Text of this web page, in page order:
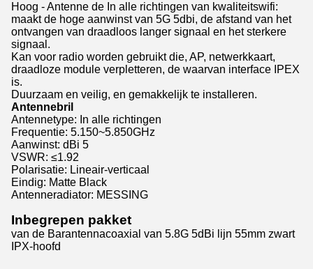
Hoog - Antenne de In alle richtingen van kwaliteitswifi:
maakt de hoge aanwinst van 5G 5dbi, de afstand van het
ontvangen van draadloos langer signaal en het sterkere
signaal.
Kan voor radio worden gebruikt die, AP, netwerkkaart,
draadloze module verpletteren, de waarvan interface IPEX
is.
Duurzaam en veilig, en gemakkelijk te installeren.
Antennebril
Antennetype: In alle richtingen
Frequentie: 5.150~5.850GHz
Aanwinst: dBi 5
VSWR: ≤1.92
Polarisatie: Lineair-verticaal
Eindig: Matte Black
Antenneradiator: MESSING
Inbegrepen pakket
van de Barantennacoaxial van 5.8G 5dBi lijn 55mm zwart
IPX-hoofd